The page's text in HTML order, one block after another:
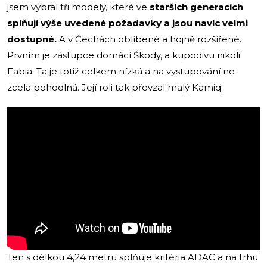
jsem vybral tři modely, které ve starších generacích
splňují výše uvedené požadavky a jsou navíc velmi
dostupné. A v Čechách oblíbené a hojně rozšířené.
Prvním je zástupce domácí Škody, a kupodivu nikoli
Fabia. Ta je totiž celkem nízká a na vystupování ne
zcela pohodlná. Její roli tak převzal malý Kamiq.
Ten s délkou 4,24 metru splňuje kritéria ADAC a na trhu